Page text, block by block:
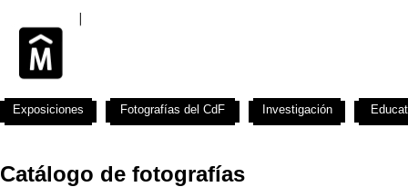
Catálogo de fotografías
Exposiciones Fotografías del CdF Investigación